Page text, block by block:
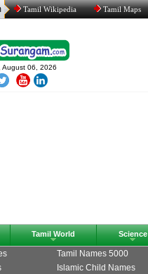
Tamil Wikipedia Tamil Maps
August 06, 2026
Tamil World Science
Tamil Names 5000
Islamic Child Names